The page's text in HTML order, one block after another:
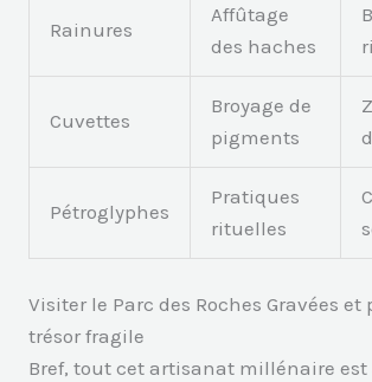
Rainures
Affûtage
des haches
Cuvettes
Broyage de
pigments
Pétroglyphes
Pratiques
rituelles
Visiter le Parc des Roches Gravées et
trésor fragile
Bref, tout cet artisanat millénaire est